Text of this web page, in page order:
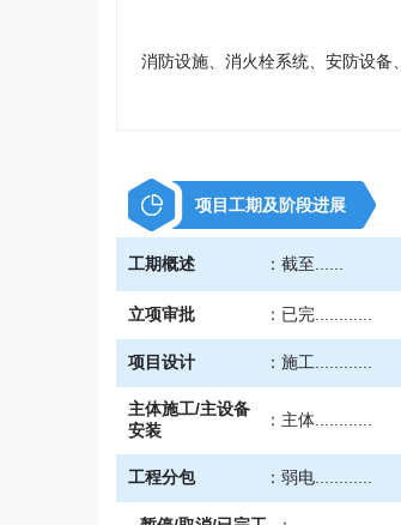
消防设施、消火栓系统、安防设备
书桌等家具、照明器材,******
项目工期及阶段进展
工期概述 ： 截至......
立项审批 ： 已完............
项目设计 ： 施工............
主体施工/主设备
安装
： 主体............
工程分包 ： 弱电............